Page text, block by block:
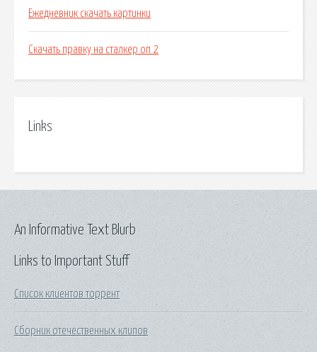
Ежедневник скачать картинки
Скачать правку на сталкер оп 2
Links
Links to Important Stuff
Список клиентов торрент
Сборник отечественных клипов
An Informative Text Blurb